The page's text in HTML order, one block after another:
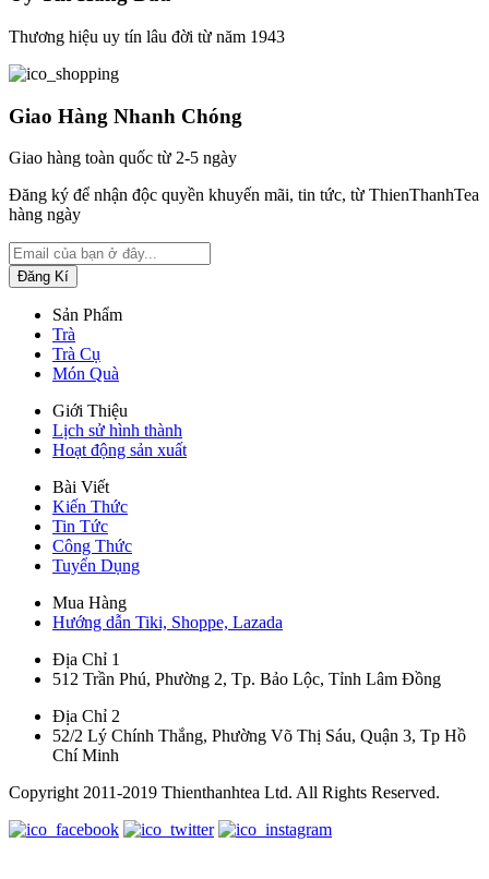
Thương hiệu uy tín lâu đời từ năm 1943
Giao Hàng Nhanh Chóng
Giao hàng toàn quốc từ 2-5 ngày
Đăng ký để nhận độc quyền khuyến mãi, tin tức, từ ThienThanhTea
hàng ngày
Sản Phẩm
Trà
Trà Cụ
Món Quà
Giới Thiệu
Lịch sử hình thành
Hoạt động sản xuất
Bài Viết
Kiến Thức
Tin Tức
Công Thức
Tuyển Dụng
Mua Hàng
Hướng dẫn Tiki, Shoppe, Lazada
Địa Chỉ 1
512 Trần Phú, Phường 2, Tp. Bảo Lộc, Tỉnh Lâm Đồng
Địa Chỉ 2
52/2 Lý Chính Thắng, Phường Võ Thị Sáu, Quận 3, Tp Hồ
Chí Minh
Copyright 2011-2019 Thienthanhtea Ltd. All Rights Reserved.